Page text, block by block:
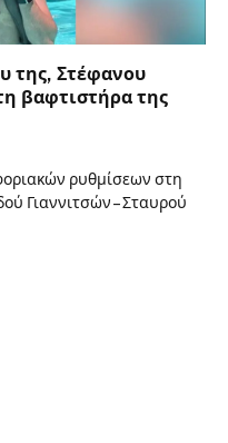
της, Στέφανου
βαφτιστήρα της